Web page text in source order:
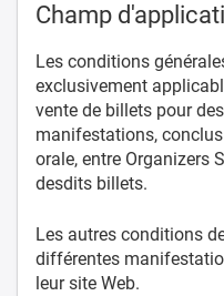
Champ
Les conditions
exclusivement
vente de billets pour
manifestations,
orale, entre Organizers
desdits billets.
Les autres conditions
différentes
leur site Web.